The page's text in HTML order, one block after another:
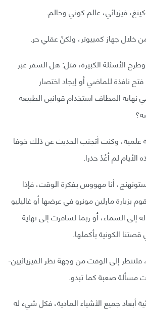
فيزيائي، عالم كوني وحالم.
جهاز كمبيوتر، ولكنّ عقلي حر.
الأسئلة الكبيرة، مثل: هل السفر عبر
نافذة للماضي أو إيجاد اختصار
المطاف استخدام قوانين الطبيعة
علمية، وكنت أتجنب الحديث عن ذلك خوفا
لم أعُدْ حذرا.
ستونهنج، أنا مهووس بفكرة الوقت، فإذا
بزيارة مارلين مونرو في عرضها أو غاليليو
السماء، أو ربما لسافرت إلى نهاية
الكونية بأكملها.
إلى الوقت من وجهة نظر الفيزيائيين-
مسألة صعبة كما تبدو.
أبعاد جميع الأشياء المادية، فكل شيء له